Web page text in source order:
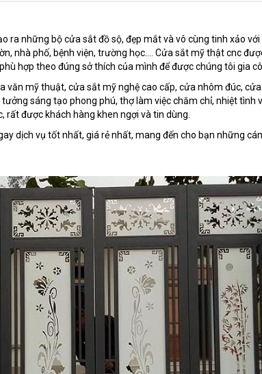
ra những bộ cửa sắt đồ sộ, đẹp mắt và vô cùng tinh xảo
nhà phố, bệnh viện, trường học…. Cửa sắt mỹ thật cnc
hợp theo đúng sở thích của mình để được chúng tôi gia
văn mỹ thuật, cửa sắt mỹ nghệ cao cấp, cửa nhôm đúc,
sáng tạo phong phú, thợ làm việc chăm chỉ, nhiệt tình
rất được khách hàng khen ngợi và tin dùng.
dịch vụ tốt nhất, giá rẻ nhất, mang đến cho bạn những